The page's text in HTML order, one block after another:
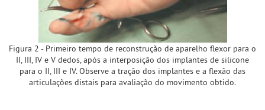
Figura 2 - Primeiro tempo de reconstrução de aparelho flexor para o
II, III, IV e V dedos, após a interposição dos implantes de silicone
para o II, III e IV. Observe a tração dos implantes e a flexão das
articulações distais para avaliação do movimento obtido.